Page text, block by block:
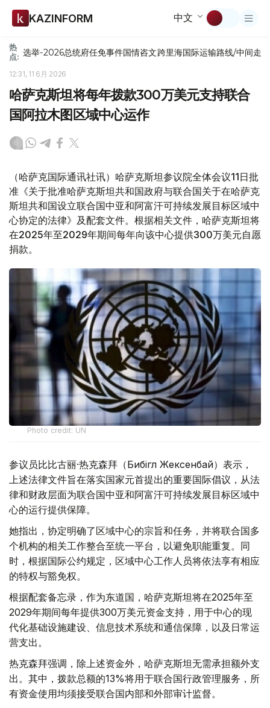
KAZINFORM 中文
热
点: 选举-2026总统府任免事件国情咨文跨里海国际运输路线/中间走廊
12:31, 11 6月 2026
哈萨克斯坦将每年拨款300万美元支持联合
国阿拉木图区域中心运作
（哈萨克国际通讯社讯）哈萨克斯坦参议院全体会议11日批
准《关于批准哈萨克斯坦共和国政府与联合国关于在哈萨克
斯坦共和国设立联合国中亚和阿富汗可持续发展目标区域中
心协定的法律》及配套文件。根据相关文件，哈萨克斯坦将
在2025年至2029年期间每年向该中心提供300万美元自愿
捐款。
Photo credit: UN
参议员比比古丽·热克森拜（Бибігүл Жексенбай）表示，
上述法律文件旨在落实国家元首提出的重要国际倡议，从法
律和财政层面为联合国中亚和阿富汗可持续发展目标区域中
心的运行提供保障。
她指出，协定明确了区域中心的宗旨和任务，并将联合国多
个机构的相关工作整合至统一平台，以避免职能重复。同
时，根据国际公约规定，区域中心工作人员将依法享有相应
的特权与豁免权。
根据配套备忘录，作为东道国，哈萨克斯坦将在2025年至
2029年期间每年提供300万美元资金支持，用于中心的现
代化基础设施建设、信息技术系统和通信保障，以及日常运
营支出。
热克森拜强调，除上述资金外，哈萨克斯坦无需承担额外支
出。其中，拨款总额的13%将用于联合国行政管理服务，所
有资金使用均须接受联合国内部和外部审计监督。